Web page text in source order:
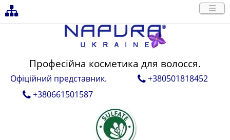
Професійна косметика для волосся.
Офіційний представник.
+380501818452
+380661501587